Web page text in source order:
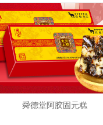
舜德堂阿胶固元糕